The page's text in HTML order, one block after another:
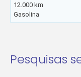
12.000 km
Gasolina
Pesquisas